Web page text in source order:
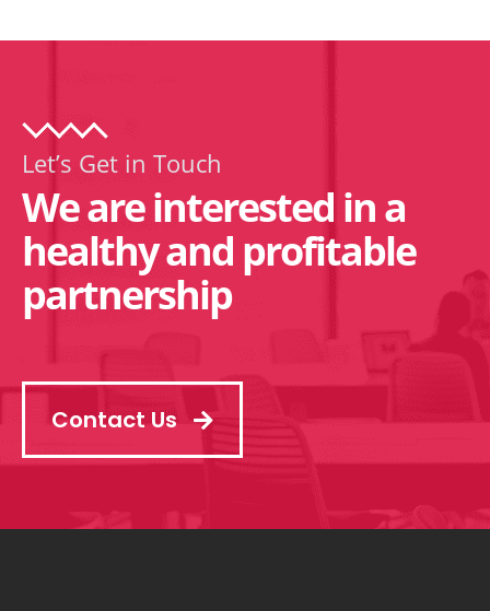
Let’s Get in Touch
We are interested in a
healthy and profitable
partnership
Contact Us